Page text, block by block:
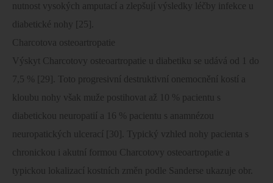
nutnost vysokých amputací a zlepšují výsledky léčby infekce u
diabetické nohy [25].
Charcotova osteoartropatie
Výskyt Charcotovy osteoartropatie u diabetiku se udává od 1 do
7,5 % [29]. Toto progresivní destruktivní onemocnění kostí a
kloubu nohy však muže postihovat až 10 % pacientu s
diabetickou neuropatií a 16 % pacientu s anamnézou
neuropatických ulcerací [30]. Typický vzhled nohy pacienta s
chronickou i akutní formou Charcotovy osteoartropatie a
typickou lokalizací kostních změn podle Sanderse ukazuje obr.